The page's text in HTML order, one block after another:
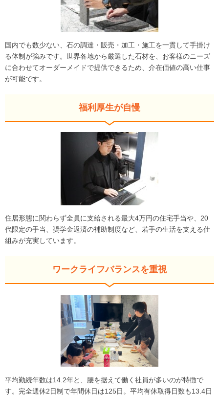
国内でも数少ない、石の調達・販売・加工・施工を一貫して手掛け
る体制が強みです。世界各地から厳選した石材を、お客様のニーズ
に合わせてオーダーメイドで提供できるため、介在価値の高い仕事
が可能です。
福利厚生が自慢
住居形態に関わらず全員に支給される最大4万円の住宅手当や、20
代限定の手当、奨学金返済の補助制度など、若手の生活を支える仕
組みが充実しています。
ワークライフバランスを重視
平均勤続年数は14.2年と、腰を据えて働く社員が多いのが特徴で
す。完全週休2日制で年間休日は125日。平均有休取得日数も13.4日